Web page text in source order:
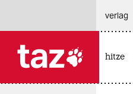
verlag
hitze